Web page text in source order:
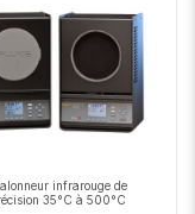
infrarouge de
35°C à 500°C